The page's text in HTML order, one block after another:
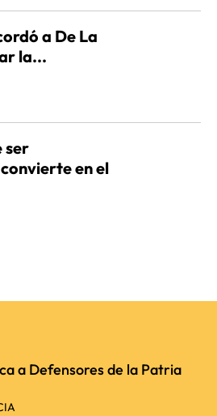
a De La
la...
ser
en el
a Defensores de la Patria